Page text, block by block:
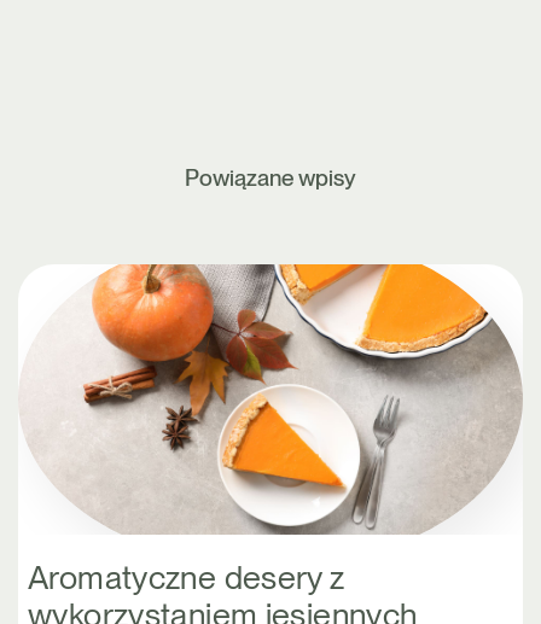
Powiązane wpisy
Aromatyczne desery z
wykorzystaniem jesiennych